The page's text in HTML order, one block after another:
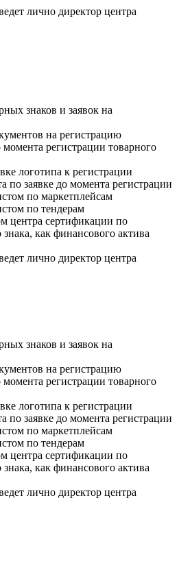
лично директор центра
знаков и заявок на
на регистрацию
регистрации товарного
логотипа к регистрации
по заявке до момента регистрации
по маркетплейсам
по тендерам
центра сертификации по
как финансового актива
лично директор центра
знаков и заявок на
на регистрацию
регистрации товарного
логотипа к регистрации
по заявке до момента регистрации
по маркетплейсам
по тендерам
центра сертификации по
как финансового актива
лично директор центра